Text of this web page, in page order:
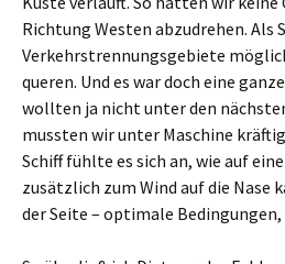
Richtung Westen abzudrehen. Als
Verkehrstrennungsgebiete
queren. Und es war doch eine
wollten ja nicht unter den
mussten wir unter Maschine
Schiff fühlte es sich an, wie auf
zusätzlich zum Wind auf die Nase
der Seite – optimale Bedingungen,